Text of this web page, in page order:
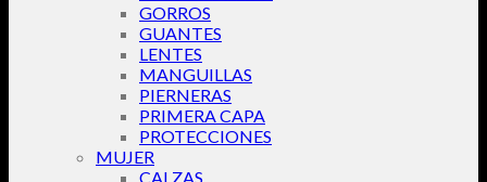
GORROS
GUANTES
LENTES
MANGUILLAS
PIERNERAS
PRIMERA CAPA
PROTECCIONES
MUJER
CALZAS